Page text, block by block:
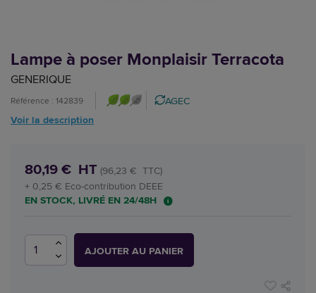
Lampe à poser Monplaisir Terracota
GENERIQUE
Référence : 142839
AGEC
Voir la description
80,19 € HT (96,23 € TTC)
+ 0,25 € Eco-contribution DEEE
EN STOCK, LIVRÉ EN 24/48H
AJOUTER AU PANIER